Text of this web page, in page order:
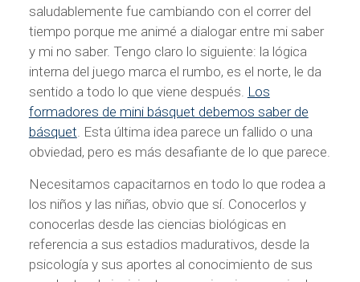
saludablemente fue cambiando con el correr del
tiempo porque me animé a dialogar entre mi saber
y mi no saber. Tengo claro lo siguiente: la lógica
interna del juego marca el rumbo, es el norte, le da
sentido a todo lo que viene después. Los
formadores de mini básquet debemos saber de
básquet . Esta última idea parece un fallido o una
obviedad, pero es más desafiante de lo que parece.
Necesitamos capacitarnos en todo lo que rodea a
los niños y las niñas, obvio que sí. Conocerlos y
conocerlas desde las ciencias biológicas en
referencia a sus estadios madurativos, desde la
psicología y sus aportes al conocimiento de sus